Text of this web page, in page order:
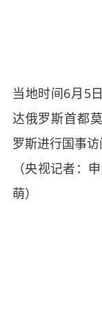
当地时间6月5
达俄罗斯首都
罗斯进行国事访
（央视记者：
萌）